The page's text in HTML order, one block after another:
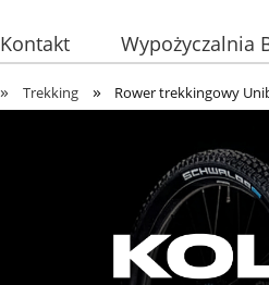
Kontakt Wypożyczalnia
Kontakt Partner
» Trekking » Rower trekkingowy